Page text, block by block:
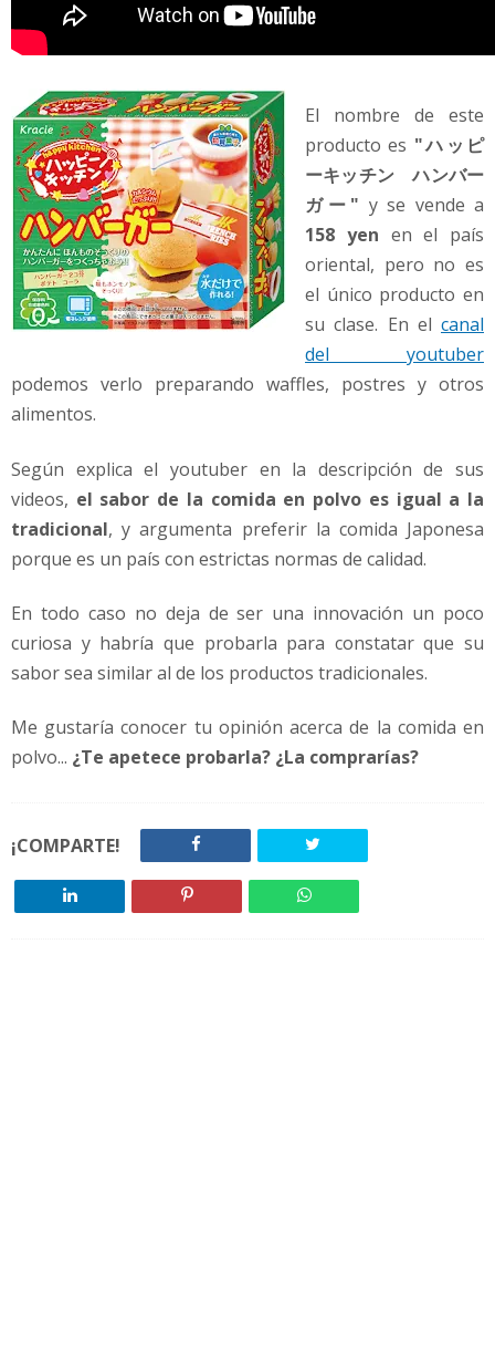
El nombre de este
producto es "ハッピ
ーキッチン ハンバー
ガー" y se vende a
158 yen en el país
oriental, pero no es
el único producto en
su clase. En el canal
del youtuber
podemos verlo preparando waffles, postres y otros
alimentos.
Según explica el youtuber en la descripción de sus
videos, el sabor de la comida en polvo es igual a la
tradicional, y argumenta preferir la comida Japonesa
porque es un país con estrictas normas de calidad.
En todo caso no deja de ser una innovación un poco
curiosa y habría que probarla para constatar que su
sabor sea similar al de los productos tradicionales.
Me gustaría conocer tu opinión acerca de la comida en
polvo... ¿Te apetece probarla? ¿La comprarías?
¡COMPARTE!